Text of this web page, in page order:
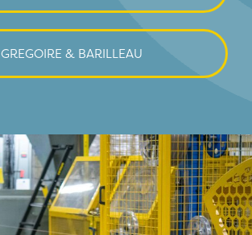
GREGOIRE & BARILLEAU